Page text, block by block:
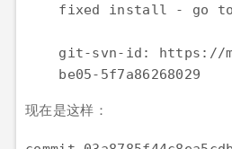
fixed install - go
git-svn-id:
    be05-5f7a86268029
现在是这样：